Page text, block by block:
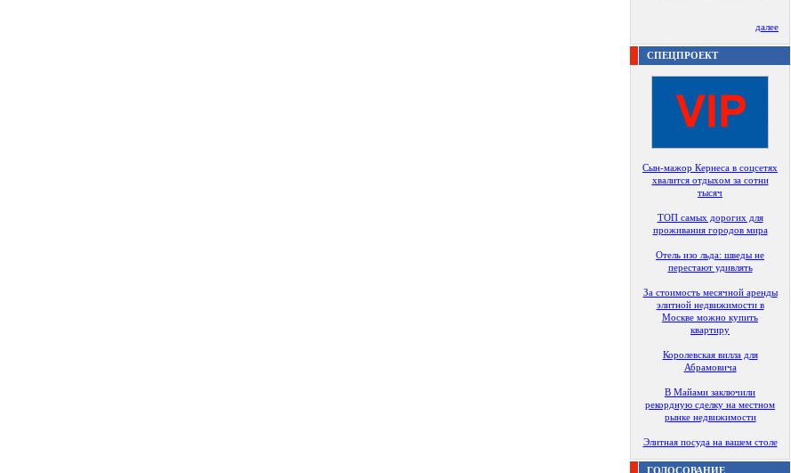
далее
СПЕЦПРОЕКТ
Сын-мажор Кернеса в соцсетях
хвалится отдыхом за сотни
тысяч
ТОП самых дорогих для
проживания городов мира
Отель изо льда: шведы не
перестают удивлять
За стоимость месячной аренды
элитной недвижимости в
Москве можно купить
квартиру
Королевская вилла для
Абрамовича
В Майами заключили
рекордную сделку на местном
рынке недвижимости
Элитная посуда на вашем столе
ГОЛОСОВАНИЕ